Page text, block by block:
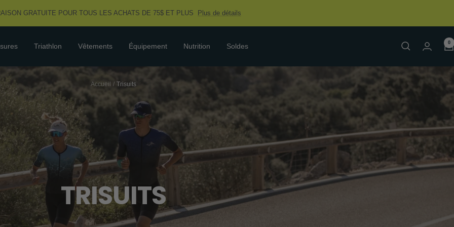
GRATUITE POUR TOUS LES ACHATS DE 75$ ET PLUS Plus de détails
Triathlon Vêtements Équipement Nutrition Soldes 0
Accueil Trisuits
TRISUITS